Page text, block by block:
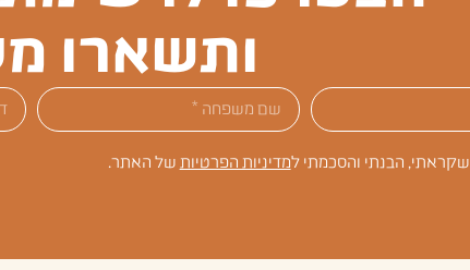
ותשארו
הבנתי והסכמתי למדיניות הפרטיות של האתר.